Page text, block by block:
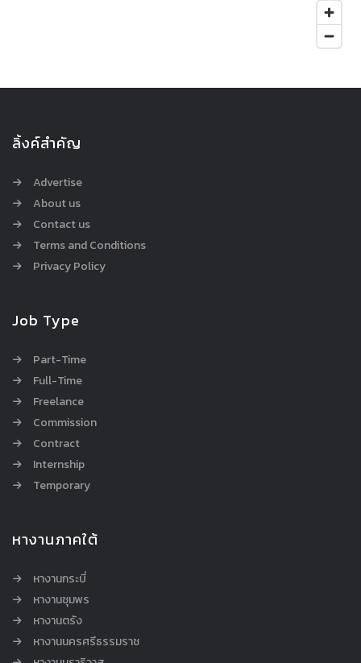
ลิ้งค์สำคัญ
Advertise
About us
Contact us
Terms and Conditions
Privacy Policy
Job Type
Part-Time
Full-Time
Freelance
Commission
Contract
Internship
Temporary
หางานภาคใต้
หางานกระบี่
หางานชุมพร
หางานตรัง
หางานนครศรีธรรมราช